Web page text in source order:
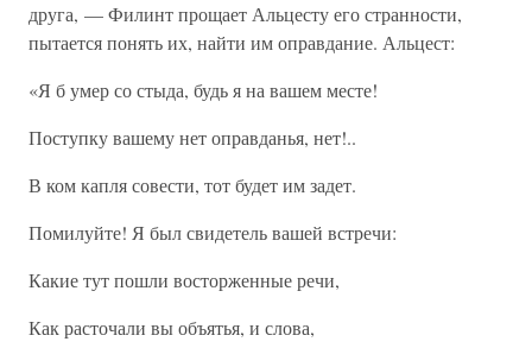
друга, — Филинт прощает Альцесту его странности,
пытается понять их, найти им оправдание. Альцест:
«Я б умер со стыда, будь я на вашем месте!
Поступку вашему нет оправданья, нет!..
В ком капля совести, тот будет им задет.
Помилуйте! Я был свидетель вашей встречи:
Какие тут пошли восторженные речи,
Как расточали вы объятья, и слова,